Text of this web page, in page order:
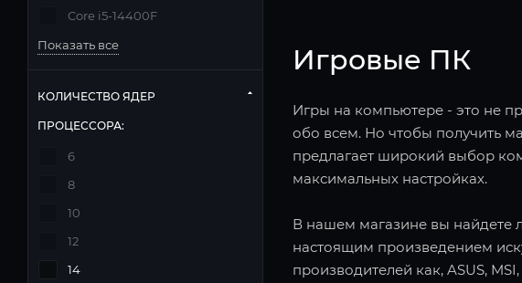
Игровые ПК
Игры на компьютере - это не
обо всем. Но чтобы получить
предлагает широкий выбор
максимальных настройках.
В нашем магазине вы найдете
настоящим произведением
производителей как, ASUS,
Core i5-14400F
Показать все
КОЛИЧЕСТВО ЯДЕР
ПРОЦЕССОРА:
6
8
10
12
14